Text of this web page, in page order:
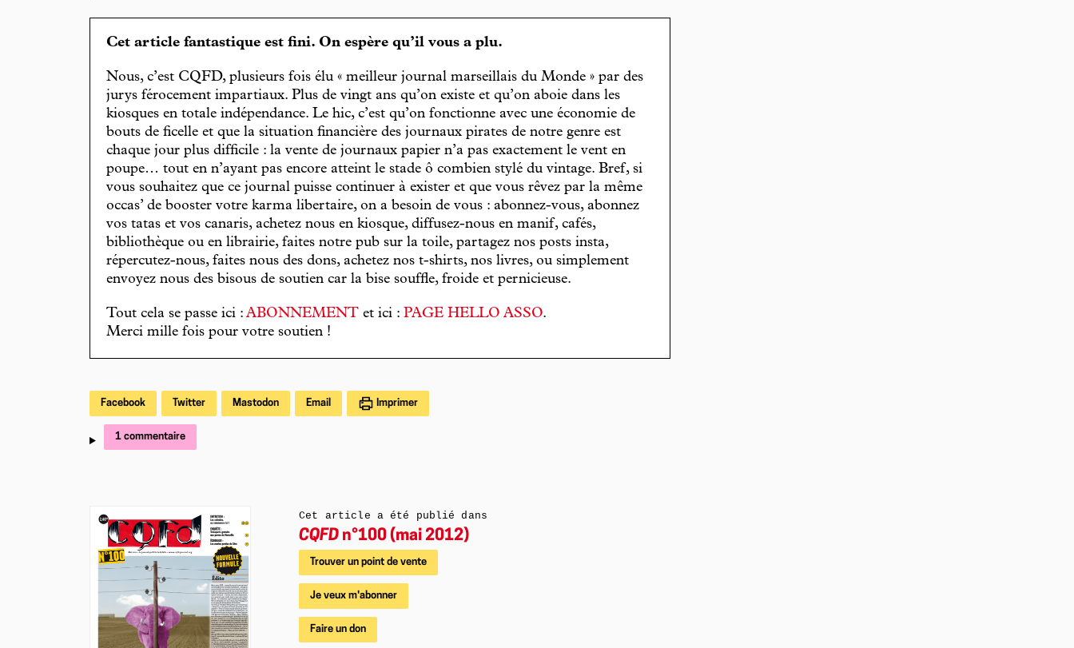
Cet article fantastique est fini. On espère qu’il vous a plu.
Nous, c’est CQFD, plusieurs fois élu « meilleur journal marseillais du Monde » par des
jurys férocement impartiaux. Plus de vingt ans qu’on existe et qu’on aboie dans les
kiosques en totale indépendance. Le hic, c’est qu’on fonctionne avec une économie de
bouts de ficelle et que la situation financière des journaux pirates de notre genre est
chaque jour plus difficile : la vente de journaux papier n’a pas exactement le vent en
poupe… tout en n’ayant pas encore atteint le stade ô combien stylé du vintage. Bref, si
vous souhaitez que ce journal puisse continuer à exister et que vous rêvez par la même
occas’ de booster votre karma libertaire, on a besoin de vous : abonnez-vous, abonnez
vos tatas et vos canaris, achetez nous en kiosque, diffusez-nous en manif, cafés,
bibliothèque ou en librairie, faites notre pub sur la toile, partagez nos posts insta,
répercutez-nous, faites nous des dons, achetez nos t-shirts, nos livres, ou simplement
envoyez nous des bisous de soutien car la bise souffle, froide et pernicieuse.
Tout cela se passe ici : ABONNEMENT et ici : PAGE HELLO ASSO.
Merci mille fois pour votre soutien !
Facebook Twitter Mastodon Email Imprimer
1 commentaire
Cet article a été publié dans
CQFD n°100 (mai 2012)
Trouver un point de vente
Je veux m'abonner
Faire un don